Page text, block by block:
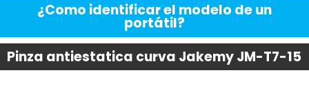
¿Como identificar el modelo de un
portátil?
Pinza antiestatica curva Jakemy JM-T7-15